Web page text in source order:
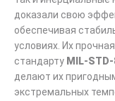
доказали свою
обеспечивая
условиях. Их
стандарту MIL-
делают их
экстремальных